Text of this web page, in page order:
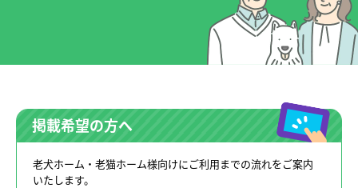
掲載希望の方へ
老犬ホーム・老猫ホーム様向けにご利用までの流れをご案内
いたします。